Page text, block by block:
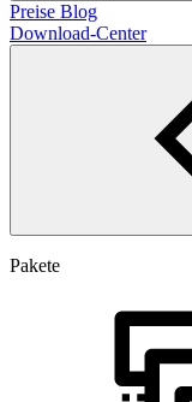
Preise Blog
Download-Center
Pakete